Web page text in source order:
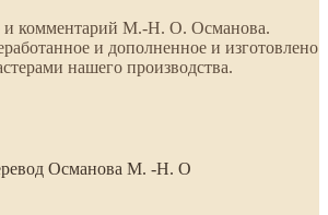
и комментарий М.-Н. О. Османова.
и дополненное и изготовлено
нашего производства.
Османова М. -Н. О